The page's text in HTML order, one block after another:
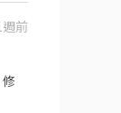
週前